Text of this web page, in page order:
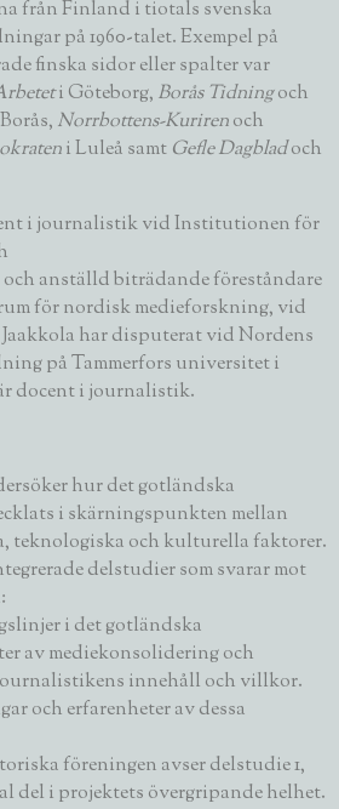
från Finland i tiotals svenska
på 1960-talet. Exempel på
finska sidor eller spalter var
i Göteborg, Borås Tidningoch
Norrbottens-Kurirenoch
i Luleå samt Gefle Dagbladoch
i journalistik vid Institutionen för
anställd biträdande föreståndare
för nordisk medieforskning, vid
har disputerat vid Nordens
på Tammerfors universitet i
docent i journalistik.
hur det gotländska
i skärningspunkten mellan
teknologiska och kulturella faktorer.
delstudier som svarar mot
i det gotländska
av mediekonsolidering och
innehåll och villkor.
och erfarenheter av dessa
föreningen avser delstudie 1,
del i projektets övergripande helhet.